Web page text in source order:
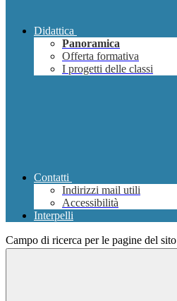
Didattica
Panoramica
Offerta formativa
I progetti delle classi
Contatti
Indirizzi mail utili
Accessibilità
Interpelli
Campo di ricerca per le pagine del sito